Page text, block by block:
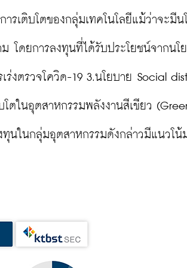
ารเติบโตของกลุ่มเทคโนโลยีแม้ว่าจะ
โดยการลงทุนที่ได้รับประโยชน์จากนโ
งตรวจโควิด-19 3.นโยบาย Social
ตในอุตสาหกรรมพลังงานสีเขียว
นในกลุ่มอุตสาหกรรมดังกล่าวมีแนวโน้